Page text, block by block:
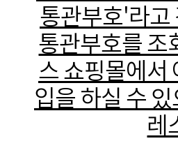
통관부호'라고
통관부호를 조
스 쇼핑몰에서
입을 하실 수
레